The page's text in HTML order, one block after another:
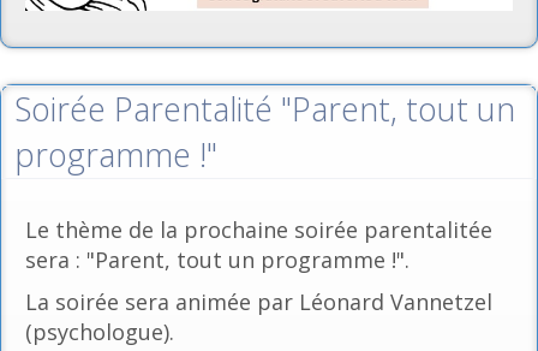
Soirée Parentalité "Parent, tout un
programme !"
Le thème de la prochaine soirée parentalitée
sera : "Parent, tout un programme !".
La soirée sera animée par Léonard Vannetzel
(psychologue).